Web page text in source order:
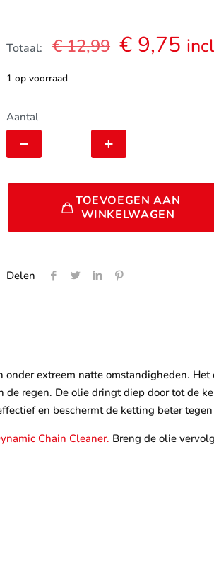
Totaal: €12,99 € 9,75
1 op voorraad
Aantal
Dynamic
Rainy
Lube
TOEVOEGEN AAN
WINKELWAGEN
Delen
extreem natte omstandigheden.
regen. De olie dringt diep door tot de
en beschermt de ketting beter tegen
Chain Cleaner. Breng de olie